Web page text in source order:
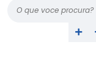
O que voce procura?